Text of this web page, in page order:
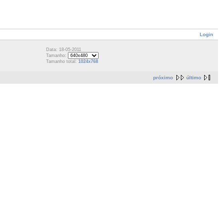
Login
Data: 18-05-2011
Tamanho:
Tamanho total: 1024x768
próximo último